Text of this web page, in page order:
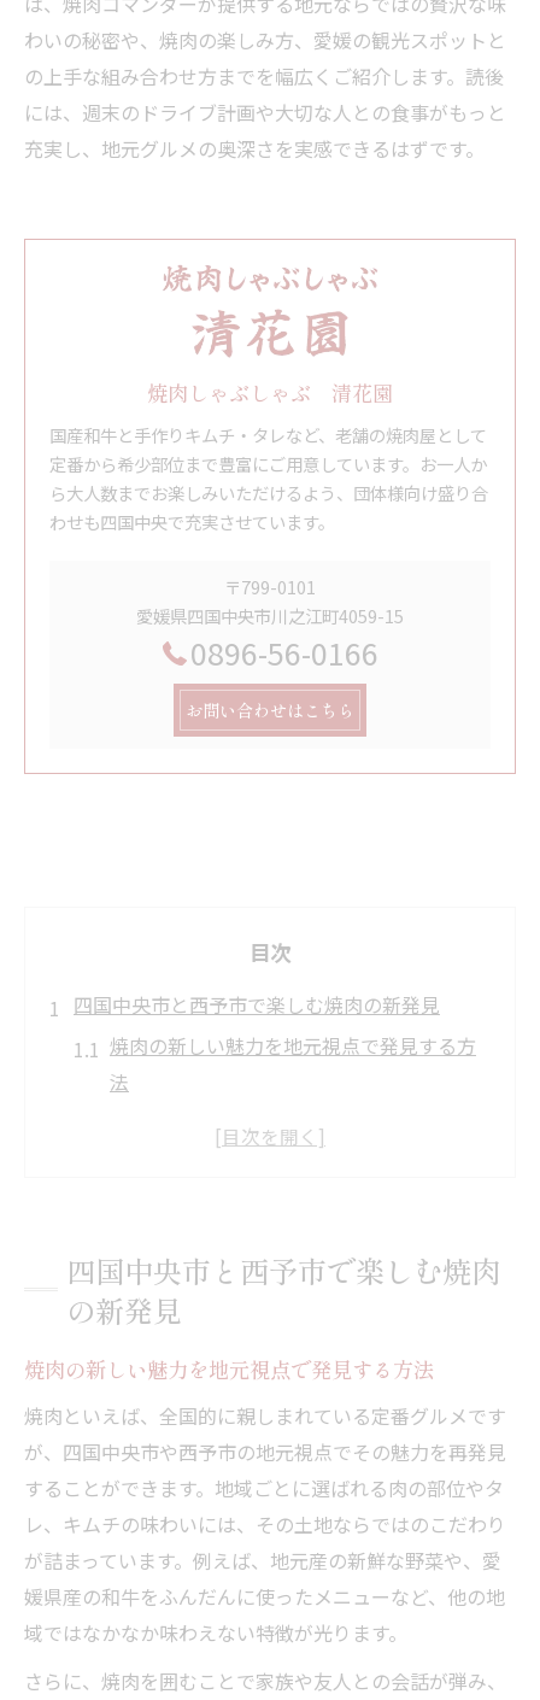
わいの秘密や、焼肉の楽しみ方、愛媛の観光スポットと
の上手な組み合わせ方までを幅広くご紹介します。読後
には、週末のドライブ計画や大切な人との食事がもっと
充実し、地元グルメの奥深さを実感できるはずです。
焼肉しゃぶしゃぶ 清花園
国産和牛と手作りキムチ・タレなど、老舗の焼肉屋として
定番から希少部位まで豊富にご用意しています。お一人か
ら大人数までお楽しみいただけるよう、団体様向け盛り合
わせも四国中央で充実させています。
〒799-0101
愛媛県四国中央市川之江町4059-15
0896-56-0166
お問い合わせはこちら
目次
四国中央市と西予市で楽しむ焼肉の新発見
焼肉の新しい魅力を地元視点で発見する方
法
焼肉四国中央市で味わう地元グルメの楽し
コツ
焼肉マダンレビューに見る地元人気メニュ
ーの特徴
焼肉四国中央市で見つかる地元ならではの
逸品
焼肉店選びで地元グルメの奥深さを体感す
る
口コミで話題の焼肉メニューを徹底チェッ
四国中央市と西予市で楽しむ焼肉
の新発見
焼肉の新しい魅力を地元視点で発見する方法
焼肉といえば、全国的に親しまれている定番グルメです
が、四国中央市や西予市の地元視点でその魅力を再発見
することができます。地域ごとに選ばれる肉の部位やタ
レ、キムチの味わいには、その土地ならではのこだわり
が詰まっています。例えば、地元産の新鮮な野菜や、愛
媛県産の和牛をふんだんに使ったメニューなど、他の地
域ではなかなか味わえない特徴が光ります。
さらに、焼肉を囲むことで家族や友人との会話が弾み、